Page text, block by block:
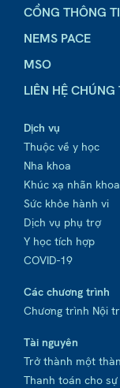
CỔNG THÔNG
NEMS PACE
MSO
LIÊN HỆ CHÚNG
Dịch vụ
Thuộc về y học
Nha khoa
Khúc xạ nhãn khoa
Sức khỏe hành vi
Dịch vụ phụ trợ
Y học tích hợp
COVID-19
Các chương trình
Chương trình Nội
Tài nguyên
Trở thành một
Thanh toán cho